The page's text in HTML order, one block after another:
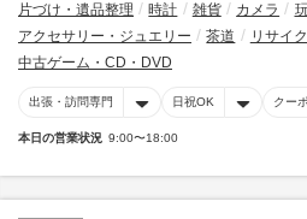
片づけ・遺品整理 時計 雑貨 カメラ
アクセサリー・ジュエリー
茶道
リサイ
中古ゲーム・CD・DVD
出張・訪問専門 日祝OK クー
本日の営業状況 9:00〜18:00